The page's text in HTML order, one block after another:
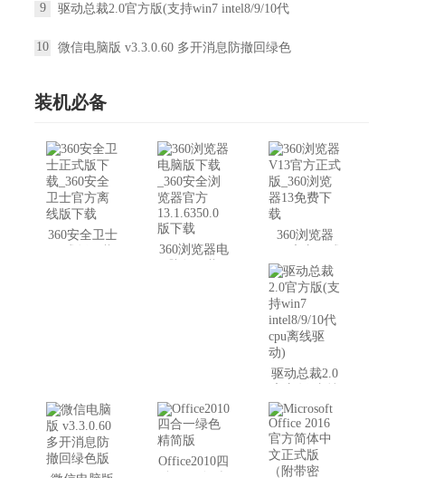
9 驱动总裁2.0官方版(支持win7 intel8/9/10代
10 微信电脑版 v3.3.0.60 多开消息防撤回绿色
装机必备
360安全卫士
360浏览器电
360浏览器
版_360浏览
器13免费下
载
驱动总裁2.0
win7
intel8/9/10代
cpu离线驱
动)
Office2010四